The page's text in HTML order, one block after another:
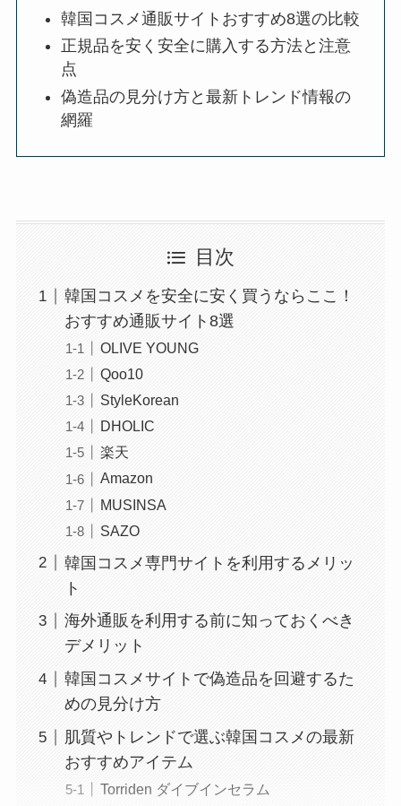
韓国コスメ通販サイトおすすめ8選の比較
正規品を安く安全に購入する方法と注意
点
偽造品の見分け方と最新トレンド情報の
網羅
目次
韓国コスメを安全に安く買うならここ！
おすすめ通販サイト8選
OLIVE YOUNG
Qoo10
StyleKorean
DHOLIC
楽天
Amazon
MUSINSA
SAZO
韓国コスメ専門サイトを利用するメリッ
ト
海外通販を利用する前に知っておくべき
デメリット
韓国コスメサイトで偽造品を回避するた
めの見分け方
肌質やトレンドで選ぶ韓国コスメの最新
おすすめアイテム
Torriden ダイブインセラム